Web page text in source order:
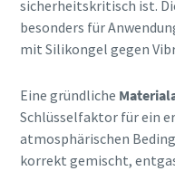
sicherheitskritisch ist.
besonders für
mit Silikongel gegen
Eine gründliche
Schlüsselfaktor für ein
atmosphärischen
korrekt gemischt,